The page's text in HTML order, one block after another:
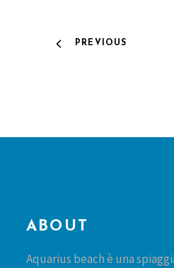
PREVIOUS
ABOUT
Aquarius beach è una